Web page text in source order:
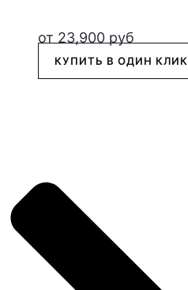
от 23,900 руб
КУПИТЬ В ОДИН КЛИК